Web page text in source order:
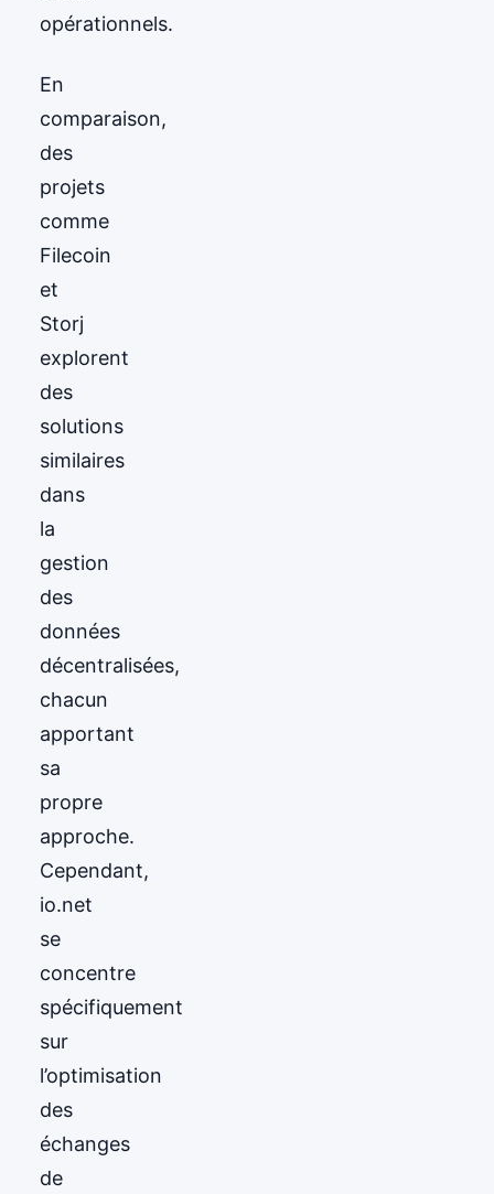
opérationnels.
En
comparaison,
des
projets
comme
Filecoin
et
Storj
explorent
des
solutions
similaires
dans
la
gestion
des
données
décentralisées,
chacun
apportant
sa
propre
approche.
Cependant,
io.net
se
concentre
spécifiquement
sur
l’optimisation
des
échanges
de